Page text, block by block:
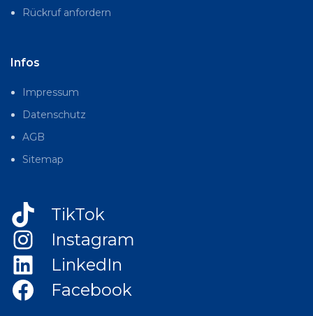
Rückruf anfordern
Infos
Impressum
Datenschutz
AGB
Sitemap
TikTok
Instagram
LinkedIn
Facebook